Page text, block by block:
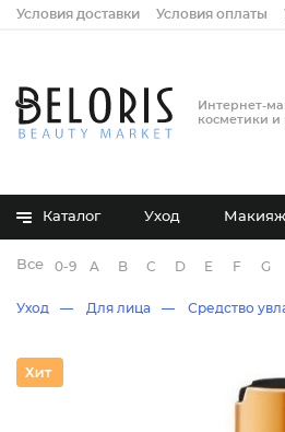
Условия доставки Условия оплаты
Интернет-
косметики
Каталог Уход Макияж
Все бренды
0-9 A B C D E F G
Уход Для лица Средство